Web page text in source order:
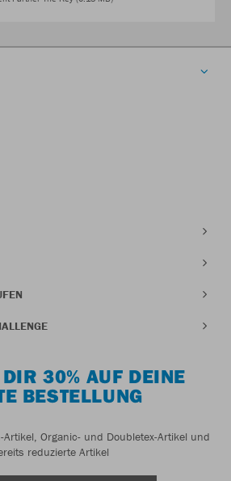
30% AUF DEINE
BESTELLUNG
Organic- und Doubletex-Artikel und
reduzierte Artikel